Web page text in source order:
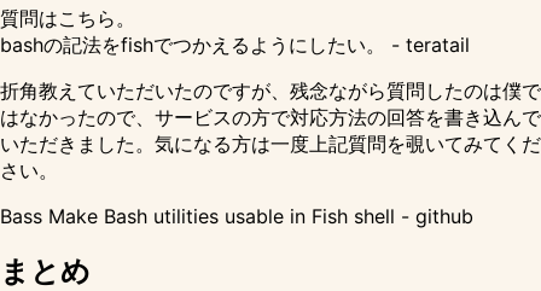
質問はこちら。
bashの記法をfishでつかえるようにしたい。 - teratail
折角教えていただいたのですが、残念ながら質問したのは僕で
はなかったので、サービスの方で対応方法の回答を書き込んで
いただきました。気になる方は一度上記質問を覗いてみてくだ
さい。
Bass Make Bash utilities usable in Fish shell - github
まとめ